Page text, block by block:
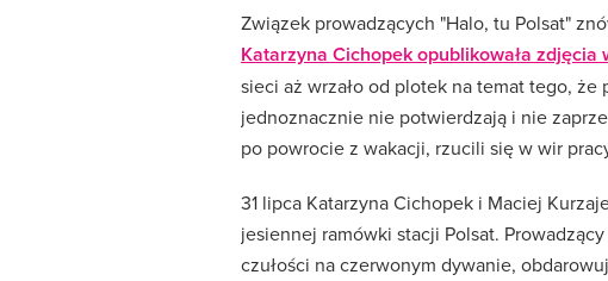
Związek prowadzących "Halo, tu Polsat"
Katarzyna Cichopek opublikowała
sieci aż wrzało od plotek na temat tego,
jednoznacznie nie potwierdzają i nie
po powrocie z wakacji, rzucili się w wir
31 lipca Katarzyna Cichopek i Maciej
jesiennej ramówki stacji Polsat.
czułości na czerwonym dywanie,